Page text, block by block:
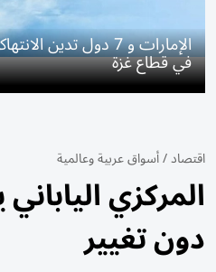
الإمارات و 7 دول تدين
في قطاع غزة
اقتصاد/أسواق عربية وعالمية
المركزي
دون تغيير